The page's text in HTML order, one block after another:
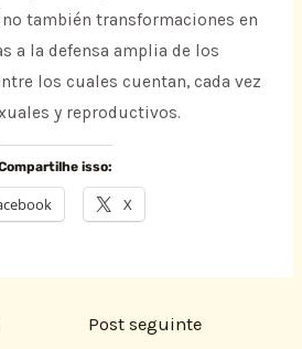
también transformaciones en
a la defensa amplia de los
los cuales cuentan, cada vez
y reproductivos.
isso:
X
Post seguinte